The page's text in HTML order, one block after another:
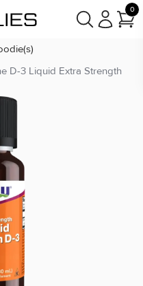
0
morgen bezorgd
D-3 Liquid Extra Strength